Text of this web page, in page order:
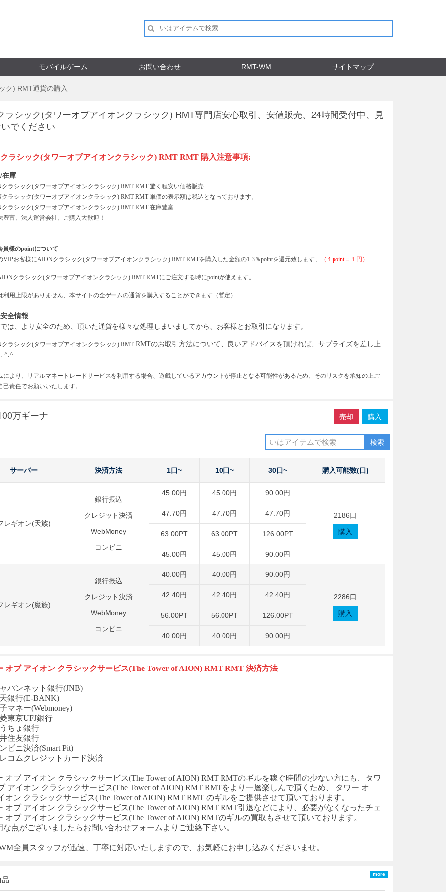
モバイルゲーム お問い合わせ RMT-WM サイトマップ
ク) RMT通貨の購入
ラシック(タワーオブアイオンクラシック) RMT専門店安心取引、安値販売、24時間受付中、見
でください
ラシック(タワーオブアイオンクラシック) RMT RMT 購入注意事項:
庫
ラシック(タワーオブアイオンクラシック) RMT RMT 驚く程安い価格販売
ラシック(タワーオブアイオンクラシック) RMT RMT 単価の表示額は税込となっております。
ラシック(タワーオブアイオンクラシック) RMT RMT 在庫豊富
豊富、法人運営会社、ご購入大歓迎！
員様のpointについて
VIPお客様にAIONクラシック(タワーオブアイオンクラシック) RMT RMTを購入した金額の1-3％pointを還元致します、 （１ point＝１円）
クラシック(タワーオブアイオンクラシック) RMT RMTにご注文する時にpointが使えます。
利用上限がありません、本サイトの全ゲームの通貨を購入することができます（暫定）
全情報
は、より安全のため、頂いた通貨を様々な処理しまいましてから、お客様とお取引になります。
ラシック(タワーオブアイオンクラシック) RMT RMTのお取引方法について、良いアドバイスを頂ければ、サプライズを差し上
^.^
より、リアルマネートレードサービスを利用する場合、遊戯しているアカウントが停止となる可能性があるため、そのリスクを承知の上ご
己責任でお願いいたします。
万ギーナ 購入
売却
検索
サーバー 決済方法 1口~ 10口~ 30口~ 購入可能数(口)
レギオン(天族)
銀行振込
クレジット決済
WebMoney
コンビニ
45.00円 45.00円 90.00円
2186口
購入
47.70円 47.70円 47.70円
63.00PT 63.00PT 126.00PT
45.00円 45.00円 90.00円
レギオン(魔族)
銀行振込
クレジット決済
WebMoney
コンビニ
40.00円 40.00円 90.00円
2286口
購入
42.40円 42.40円 42.40円
56.00PT 56.00PT 126.00PT
40.00円 40.00円 90.00円
オブ アイオン クラシックサービス(The Tower of AION) RMT RMT 決済方法
パンネット銀行(JNB)
銀行(E-BANK)
マネー(Webmoney)
東京UFJ銀行
ちょ銀行
住友銀行
ビニ決済(Smart Pit)
コムクレジットカード決済
オブ アイオン クラシックサービス(The Tower of AION) RMT RMTのギルを稼ぐ時間の少ない方にも、
タワ
アイオン クラシックサービス(The Tower of AION) RMT RMTをより一層楽しんで頂くため、
タワー オ
オン クラシックサービス(The Tower of AION) RMT RMT のギルをご提供させて頂いております。
オブ アイオン クラシックサービス(The Tower of AION) RMT RMT引退などにより、必要がなくなったチェ
オブ アイオン クラシックサービス(The Tower of AION) RMTのギルの買取もさせて頂いております。
な点がございましたらお問い合わせフォームよりご連絡下さい。
全員スタッフが迅速、丁寧に対応いたしますので、お気軽にお申し込みくださいませ。
more